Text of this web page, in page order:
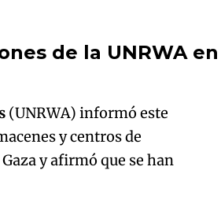
de la UNRWA en
(UNRWA) informó este
y centros de
y afirmó que se han